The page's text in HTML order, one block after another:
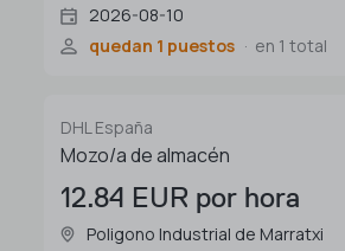
2026-08-10
quedan 1 puestos
en 1 total
DHL España
Mozo/a de almacén
12.84 EUR por hora
Poligono Industrial de Marratxi